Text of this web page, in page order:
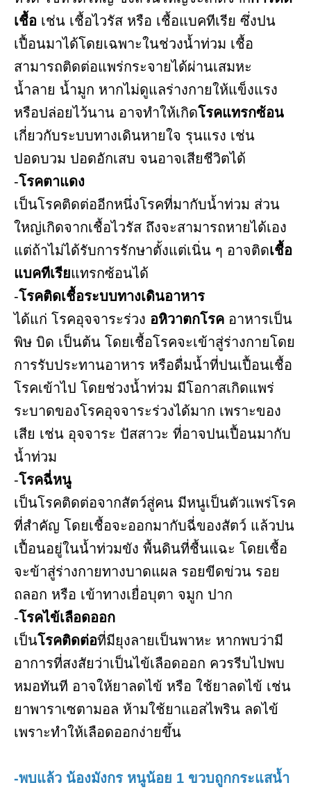
เชื้อ เช่น เชื้อไวรัส หรือ เชื้อแบคทีเรีย ซึ่งปน
เปื้อนมาได้โดยเฉพาะในช่วงน้ำท่วม เชื้อ
สามารถติดต่อแพร่กระจายได้ผ่านเสมหะ
น้ำลาย น้ำมูก หากไม่ดูแลร่างกายให้แข็งแรง
หรือปล่อยไว้นาน อาจทำให้เกิดโรคแทรกซ้อน
เกี่ยวกับระบบทางเดินหายใจ รุนแรง เช่น
ปอดบวม ปอดอักเสบ จนอาจเสียชีวิตได้
-โรคตาแดง
เป็นโรคติดต่ออีกหนึ่งโรคที่มากับน้ำท่วม ส่วน
ใหญ่เกิดจากเชื้อไวรัส ถึงจะสามารถหายได้เอง
แต่ถ้าไม่ได้รับการรักษาตั้งแต่เนิ่น ๆ อาจติดเชื้อ
แบคทีเรียแทรกซ้อนได้
-โรคติดเชื้อระบบทางเดินอาหาร
ได้แก่ โรคอุจจาระร่วง อหิวาตกโรค อาหารเป็น
พิษ บิด เป็นต้น โดยเชื้อโรคจะเข้าสู่ร่างกายโดย
การรับประทานอาหาร หรือดื่มน้ำที่ปนเปื้อนเชื้อ
โรคเข้าไป โดยช่วงน้ำท่วม มีโอกาสเกิดแพร่
ระบาดของโรคอุจจาระร่วงได้มาก เพราะของ
เสีย เช่น อุจจาระ ปัสสาวะ ที่อาจปนเปื้อนมากับ
น้ำท่วม
-โรคฉี่หนู
เป็นโรคติดต่อจากสัตว์สู่คน มีหนูเป็นตัวแพร่โรค
ที่สำคัญ โดยเชื้อจะออกมากับฉี่ของสัตว์ แล้วปน
เปื้อนอยู่ในน้ำท่วมขัง พื้นดินที่ชื้นแฉะ โดยเชื้อ
จะข้าสู่ร่างกายทางบาดแผล รอยขีดข่วน รอย
ถลอก หรือ เข้าทางเยื่อบุตา จมูก ปาก
-โรคไข้เลือดออก
เป็นโรคติดต่อที่มียุงลายเป็นพาหะ หากพบว่ามี
อาการที่สงสัยว่าเป็นไข้เลือดออก ควรรีบไปพบ
หมอทันที อาจให้ยาลดไข้ หรือ ใช้ยาลดไข้ เช่น
ยาพาราเซตามอล ห้ามใช้ยาแอสไพริน ลดไข้
เพราะทำให้เลือดออกง่ายขึ้น
-พบแล้ว น้องมังกร หนูน้อย 1 ขวบถูกกระแสน้ำ